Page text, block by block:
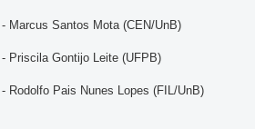
- Marcus Santos Mota (CEN/UnB)
- Priscila Gontijo Leite (UFPB)
- Rodolfo Pais Nunes Lopes (FIL/UnB)